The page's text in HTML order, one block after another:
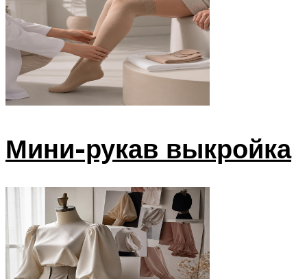
Мини-рукав выкройка